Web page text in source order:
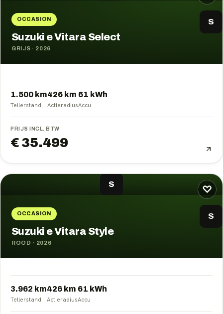
OCCASION S
Suzuki e Vitara Select
GRIJS · 2026
1.500 km
Tellerstand
426 km
Actieradius
61 kWh
Accu
PRIJS INCL. BTW
€ 35.499
♡
S
OCCASION S
Suzuki e Vitara Style
ROOD · 2026
3.962 km
Tellerstand
426 km
Actieradius
61 kWh
Accu